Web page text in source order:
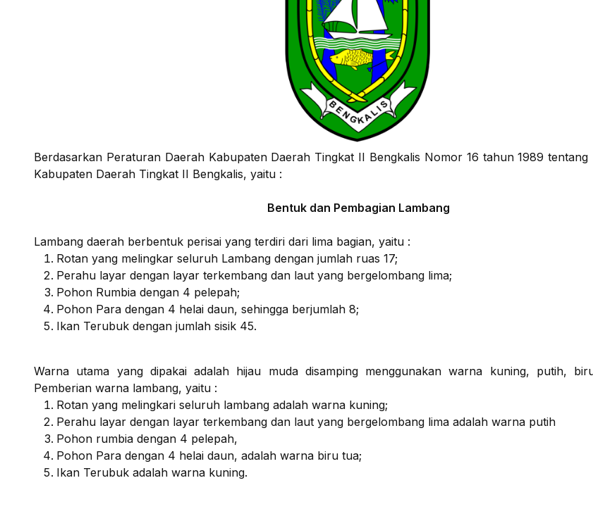
Berdasarkan Peraturan Daerah Kabupaten Daerah Tingkat II Bengkalis Nomor 16 tahun 1989 tentang
Kabupaten Daerah Tingkat II Bengkalis, yaitu :
Bentuk dan Pembagian Lambang
Lambang daerah berbentuk perisai yang terdiri dari lima bagian, yaitu :
Rotan yang melingkar seluruh Lambang dengan jumlah ruas 17;
Perahu layar dengan layar terkembang dan laut yang bergelombang lima;
Pohon Rumbia dengan 4 pelepah;
Pohon Para dengan 4 helai daun, sehingga berjumlah 8;
Ikan Terubuk dengan jumlah sisik 45.
Warna utama yang dipakai adalah hijau muda disamping menggunakan warna kuning, putih,
Pemberian warna lambang, yaitu :
Rotan yang melingkari seluruh lambang adalah warna kuning;
Perahu layar dengan layar terkembang dan laut yang bergelombang lima adalah warna putih
Pohon rumbia dengan 4 pelepah,
Pohon Para dengan 4 helai daun, adalah warna biru tua;
Ikan Terubuk adalah warna kuning.